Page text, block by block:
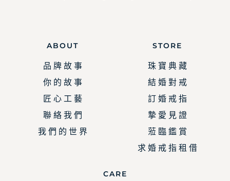
ABOUT
品 牌 故 事
你 的 故 事
匠 心 工 藝
聯 絡 我 們
我 們 的 世 界
STORE
珠 寶 典 藏
結 婚 對 戒
訂 婚 戒 指
摯 愛 見 證
蒞 臨 鑑 賞
求 婚 戒 指 租 借
CARE